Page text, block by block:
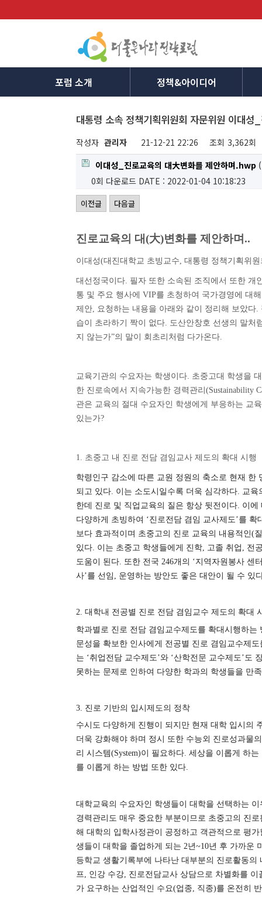
포럼 소개 정책&아이디어
대통령 소속 정책기획위원회 자문위원 이대
작성자 관리자 21-12-21 22:26 조회 3,362회
이대성_진로교육의 대大변화를 제안하며.hwp
0회 다운로드 DATE : 2022-01-04 10:18:23
이전글 다음글
진로교육의 대(大)변화를 제안하며 ..
이대성(대진대학교 초빙교수, 대통령 정책기획위
대선정국이다. 필자 또한 소속된 조직에서 또한 개
통 및 주요 행사에 VIP를 초청하여 국가경영에 대
제안, 요청하는 내용을 아래와 같이 정리해 보았다.
습이 초라하기 짝이 없다. 도산안창호 선생의 말처
지 않는가”의 말이 회초리처럼 다가온다.
교육기관의 수요자는 학생이다. 초중고대 학생을
한 진로속에서 지속가능한 경력관리 (Sustainability
관은 교육의 절대 수요자인 학생에게 부응하는 교
있는가?
1. 초중고 내 진로 전담 겸임교사 제도의 확대 시행
학령인구 감소에 따른 교원 정원의 축소로 현재
되고 있다. 이는 소도시일수록 더욱 심각하다. 교육
한데 진로 및 직업교육의 질은 항상 뒷전이다. 이에
다양하게 초빙하여 ‘진로전담 겸임 교사제도’를 확
보다 효과적이며 초중고의 진로 교육의 내용적인(
있다. 이는 초중고 학생들에게 진학, 고졸 취업 , 전
도움이 된다. 또한 전국 246개의 ‘지역자원봉사 센
사’를 선임 , 운영하는 방안도 좋은 대안이 될 수 있
2. 대학내 전공별 진로 전담 겸임교수 제도의 확대
학과별로 진로 전담 겸임교수제도를 확대시행하는
문성을 확보한 인사에게 전공별 진로 겸임교수제
는 ‘취업전담 교수제도 ’와 ‘산학전문 교수제도 ’ 도
못하는 문제로 인하여 다양한 학과의 학생들을 만
3. 진로 기반의 입시제도의 정착
수시도 다양하게 진행이 되지만 현재 대학 입시의
더욱 강화해야 하며 정시 또한 수능외 진로성과물
리 시스템(System)이 필요하다. 세상을 이롭게 하
를 이롭게 하는 방법 또한 있다.
대학교육의 수요자인 학생들이 대학을 선택하는
경력관리도 매우 중요한 부분이므로 초중고의 진
해 대학의 입학사정관이 공정하고 객관적으로 평
생들이 대학을 졸업하게 되는 2년~10년 후 가까운
등학교 생활기록부에 나타난 대부분의 진로활동
프
인강 수강 진로전담교사 상담으로 차별화를
가 요구하는 산업적인 수요(업종 직종)를 온전히